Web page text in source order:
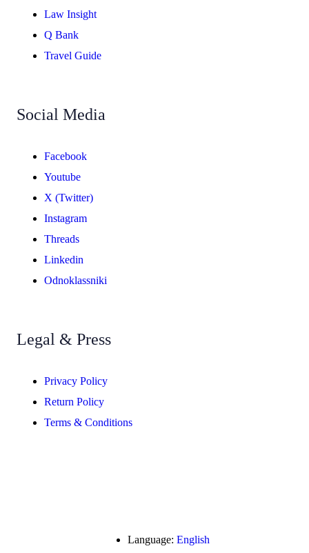
Law Insight
Q Bank
Travel Guide
Social Media
Facebook
Youtube
X (Twitter)
Instagram
Threads
Linkedin
Odnoklassniki
Legal & Press
Privacy Policy
Return Policy
Terms & Conditions
Language: English